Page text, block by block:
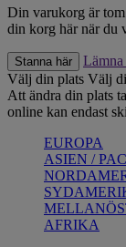
Din varukorg är
din korg här när du
Stanna här
Lämna
Välj din plats Välj
Att ändra din plats
online kan endast
EUROPA
ASIEN /
AFRIKA